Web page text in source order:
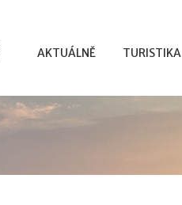
AKTUÁLNĚ TURISTIKA